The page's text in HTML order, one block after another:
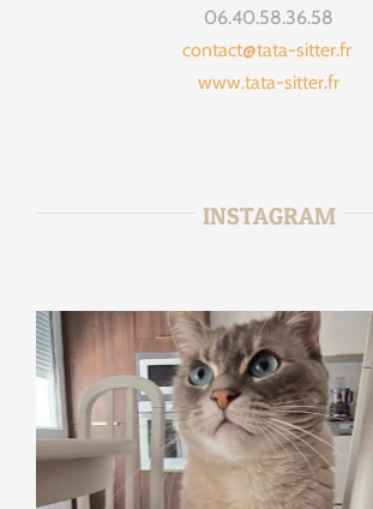
06.40.58.36.58
contact@tata-sitter.fr
www.tata-sitter.fr
INSTAGRAM
tata_sitter
Août 2